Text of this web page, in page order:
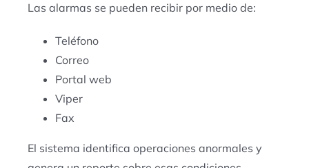
Las alarmas se pueden recibir por medio de:
Teléfono
Correo
Portal web
Viper
Fax
El sistema identifica operaciones anormales y